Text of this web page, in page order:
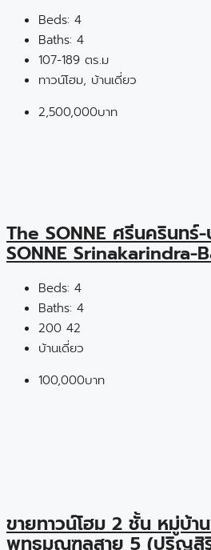
Beds: 4
Baths: 4
107-189 ตร.ม
ทาวน์โฮม, บ้านเดี่ยว
2,500,000บาท
The SONNE ศรีนครินทร์
SONNE Srinakarindra-
Beds: 4
Baths: 4
200 42
บ้านเดี่ยว
100,000บาท
ขายทาวน์โฮม 2 ชั้น หมู่บ้า
พุทธมณฑลสาย 5 (ปริญสิ